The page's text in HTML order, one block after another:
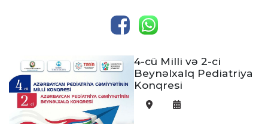
4-cü Milli və 2-ci
Beynəlxalq Pediatriya
Konqresi